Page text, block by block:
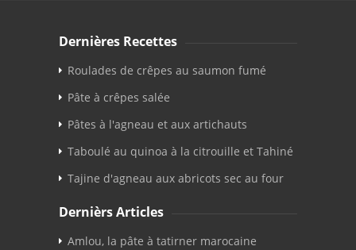
Dernières Recettes
Roulades de crêpes au saumon fumé
Pâte à crêpes salée
Pâtes à l'agneau et aux artichauts
Taboulé au quinoa à la citrouille et Tahiné
Tajine d'agneau aux abricots sec au four
Dernièrs Articles
Amlou, la pâte à tatirner marocaine